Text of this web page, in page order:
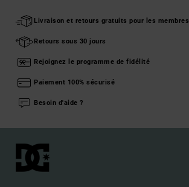
Livraison et retours gratuits pour les membres
Retours sous 30 jours
Rejoignez le programme de fidélité
Paiement 100% sécurisé
Besoin d'aide ?